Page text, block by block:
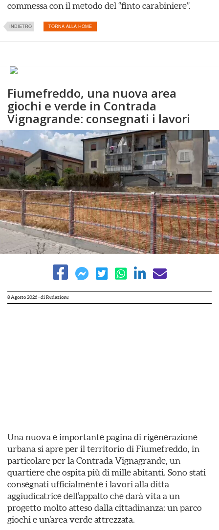
commessa con il metodo del “finto carabiniere”.
INDIETRO TORNA ALLA HOME
Fiumefreddo, una nuova area
giochi e verde in Contrada
Vignagrande: consegnati i lavori
8 Agosto 2026- di Redazione
Una nuova e importante pagina di rigenerazione
urbana si apre per il territorio di Fiumefreddo, in
particolare per la Contrada Vignagrande, un
quartiere che ospita più di mille abitanti. Sono stati
consegnati ufficialmente i lavori alla ditta
aggiudicatrice dell’appalto che darà vita a un
progetto molto atteso dalla cittadinanza: un parco
giochi e un’area verde attrezzata.